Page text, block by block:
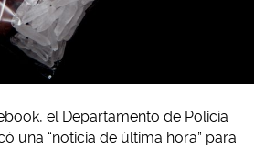
el Departamento de Policía
una “noticia de última hora” para